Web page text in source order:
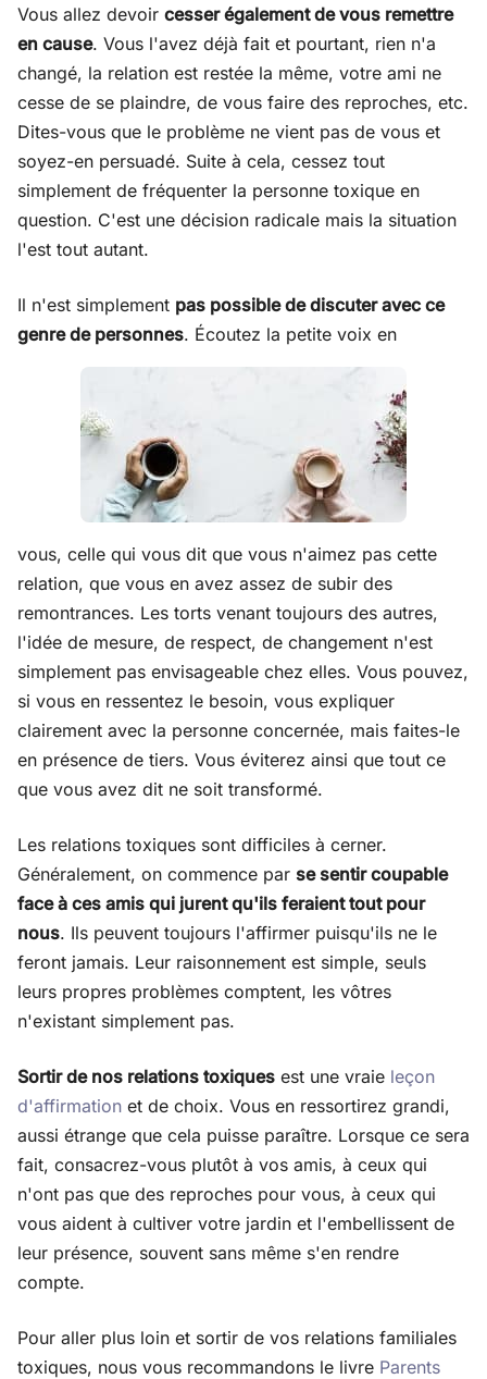
Vous allez devoir cesser également de vous remettre
en cause. Vous l'avez déjà fait et pourtant, rien n'a
changé, la relation est restée la même, votre ami ne
cesse de se plaindre, de vous faire des reproches, etc.
Dites-vous que le problème ne vient pas de vous et
soyez-en persuadé. Suite à cela, cessez tout
simplement de fréquenter la personne toxique en
question. C'est une décision radicale mais la situation
l'est tout autant.
Il n'est simplement pas possible de discuter avec ce
genre de personnes. Écoutez la petite voix en
vous, celle qui vous dit que vous n'aimez pas cette
relation, que vous en avez assez de subir des
remontrances. Les torts venant toujours des autres,
l'idée de mesure, de respect, de changement n'est
simplement pas envisageable chez elles. Vous pouvez,
si vous en ressentez le besoin, vous expliquer
clairement avec la personne concernée, mais faites-le
en présence de tiers. Vous éviterez ainsi que tout ce
que vous avez dit ne soit transformé.
Les relations toxiques sont difficiles à cerner.
Généralement, on commence par se sentir coupable
face à ces amis qui jurent qu'ils feraient tout pour
nous. Ils peuvent toujours l'affirmer puisqu'ils ne le
feront jamais. Leur raisonnement est simple, seuls
leurs propres problèmes comptent, les vôtres
n'existant simplement pas.
Sortir de nos relations toxiques est une vraie leçon
d'affirmation et de choix. Vous en ressortirez grandi,
aussi étrange que cela puisse paraître. Lorsque ce sera
fait, consacrez-vous plutôt à vos amis, à ceux qui
n'ont pas que des reproches pour vous, à ceux qui
vous aident à cultiver votre jardin et l'embellissent de
leur présence, souvent sans même s'en rendre
compte.
Pour aller plus loin et sortir de vos relations familiales
toxiques, nous vous recommandons le livre Parents